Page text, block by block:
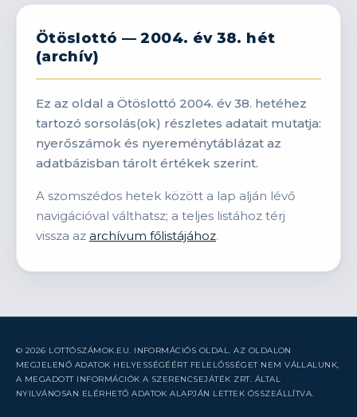
Ötöslottó — 2004. év 38. hét
(archív)
Ez az oldal a Ötöslottó 2004. év 38. hetéhez
tartozó sorsolás(ok) részletes adatait mutatja:
nyerőszámok és nyereménytáblázat az
adatbázisban tárolt értékek szerint.
A szomszédos hetek között a lap alján lévő
navigációval válthatsz; a teljes listához térj
vissza az archívum főlistájához.
© 2026 LOTTÓSZÁMOK.EU. INFORMÁCIÓS OLDAL. AZ OLDALON
MEGJELENŐ ADATOK HELYESSÉGÉÉRT FELELŐSSÉGET NEM VÁLLALUNK,
A MEGADOTT INFORMÁCIÓK A SZERENCSEJÁTÉK ZRT. ÁLTAL
NYILVÁNOSAN ELÉRHETŐ ADATOK ALAPJÁN LETTEK ÖSSZEÁLLÍTVA.